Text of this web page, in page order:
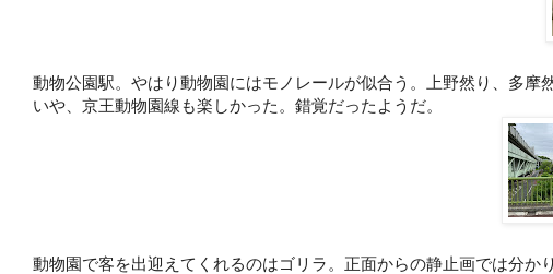
動物公園駅。やはり動物園にはモノレールが似合う。上野然り、多摩
いや、京王動物園線も楽しかった。錯覚だったようだ。
動物園で客を出迎えてくれるのはゴリラ。正面からの静止画では分か